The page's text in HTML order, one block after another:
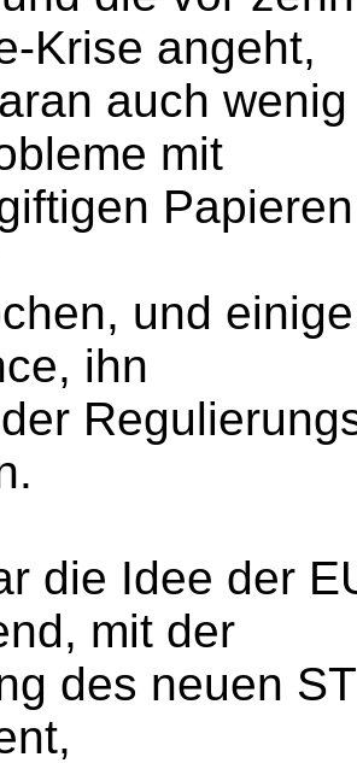
Krise angeht,
auch
mit
und
ihn
die Idee der
mit der
des neuen